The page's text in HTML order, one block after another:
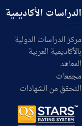
الدراسات الأكاديمية
مركز الدراسات الدولية
بالأكاديمية العربية
المعاهد
مجمعات
التحقق من الشهادات